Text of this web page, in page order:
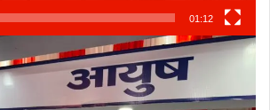
01:12